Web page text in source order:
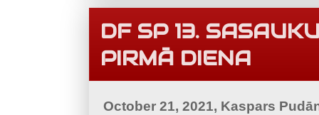
DF SP 13.
PIRMĀ DIENA
October 21, 2021, Kaspars